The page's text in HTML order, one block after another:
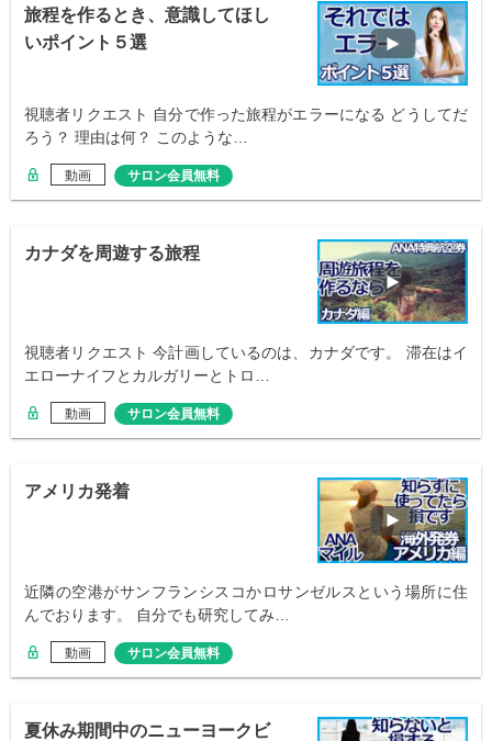
旅程を作るとき、意識してほし
いポイント５選
視聴者リクエスト 自分で作った旅程がエラーになる どうしてだ
ろう？ 理由は何？ このような…
動画 サロン会員無料
カナダを周遊する旅程
視聴者リクエスト 今計画しているのは、カナダです。 滞在はイ
エローナイフとカルガリーとトロ…
動画 サロン会員無料
アメリカ発着
近隣の空港がサンフランシスコかロサンゼルスという場所に住
んでおります。 自分でも研究してみ…
動画 サロン会員無料
夏休み期間中のニューヨークビ